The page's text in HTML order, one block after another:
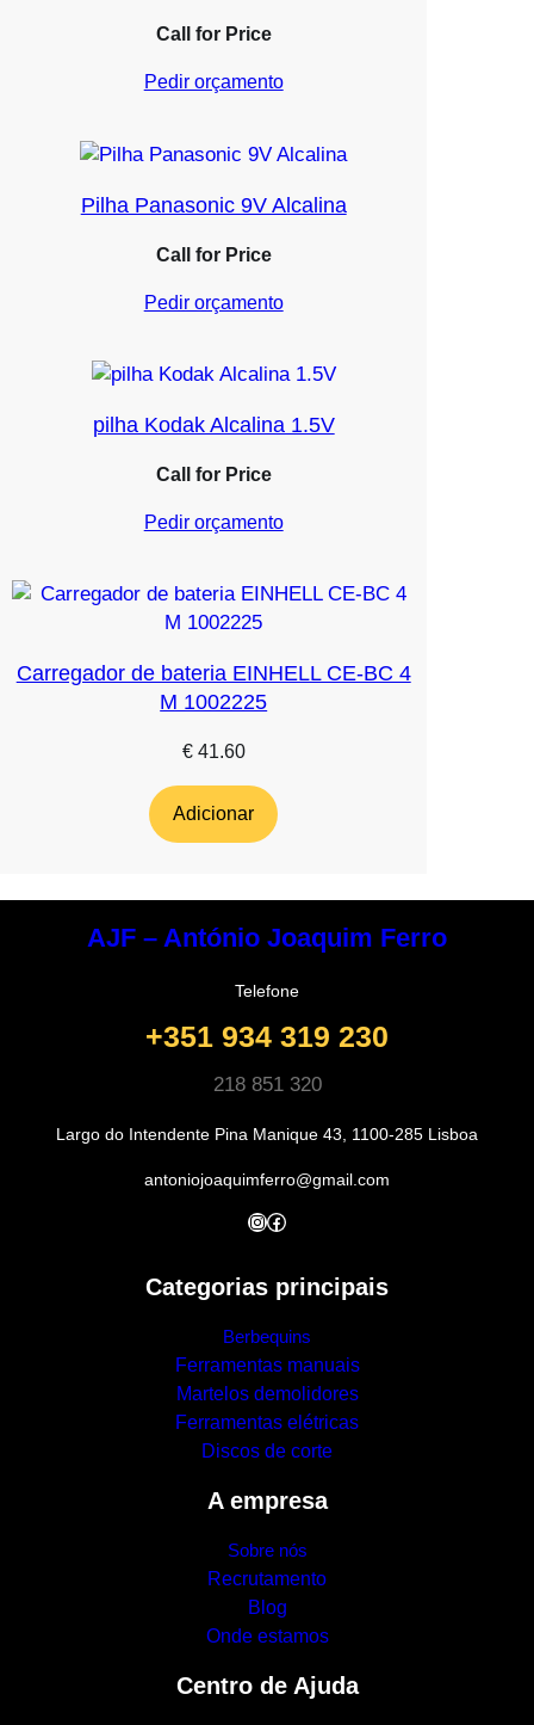
Call for Price
Pedir orçamento
Pilha Panasonic 9V Alcalina
Call for Price
Pedir orçamento
pilha Kodak Alcalina 1.5V
Call for Price
Pedir orçamento
Carregador de bateria EINHELL CE-BC 4
M 1002225
€41.60
Adicionar
AJF – António Joaquim Ferro
Telefone
+351 934 319 230
218 851 320
Largo do Intendente Pina Manique 43, 1100-285 Lisboa
antoniojoaquimferro@gmail.com
InstagramFacebook
Categorias principais
Berbequins
Ferramentas manuais
Martelos demolidores
Ferramentas elétricas
Discos de corte
A empresa
Sobre nós
Recrutamento
Blog
Onde estamos
Centro de Ajuda